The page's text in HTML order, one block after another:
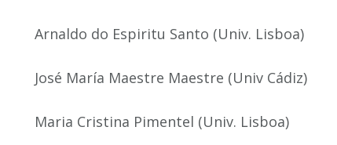
Arnaldo do Espiritu Santo (Univ. Lisboa)
José María Maestre Maestre (Univ Cádiz)
Maria Cristina Pimentel (Univ. Lisboa)